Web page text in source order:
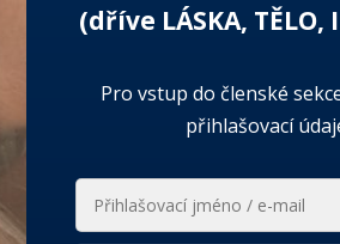
(dříve LÁSKA, TĚLO,
Pro vstup do členské
přihlašovací